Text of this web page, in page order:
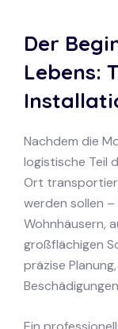
Der
Lebens:
Nachdem die
logistische Teil
Ort
werden sollen
Wohnhäusern,
großflächigen
präzise